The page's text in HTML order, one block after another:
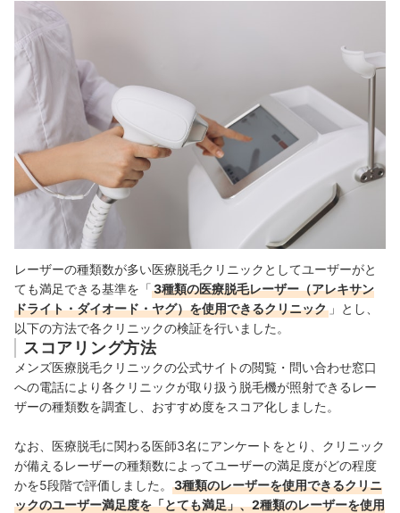
レーザーの種類数が多い医療脱毛クリニックとしてユーザーがと
ても満足できる基準を「3種類の医療脱毛レーザー（アレキサン
ドライト・ダイオード・ヤグ）を使用できるクリニック 」とし、
以下の方法で各クリニックの検証を行いました。
スコアリング方法
メンズ医療脱毛クリニックの公式サイトの閲覧・問い合わせ窓口
への電話により各クリニックが取り扱う脱毛機が照射できるレー
ザーの種類数を調査し、おすすめ度をスコア化しました。
なお、医療脱毛に関わる医師3名にアンケートをとり、クリニック
が備えるレーザーの種類数によってユーザーの満足度がどの程度
かを5段階で評価しました。
3種類のレーザーを使用できるクリニ
ックのユーザー満足度を「とても満足」、2種類のレーザーを使用